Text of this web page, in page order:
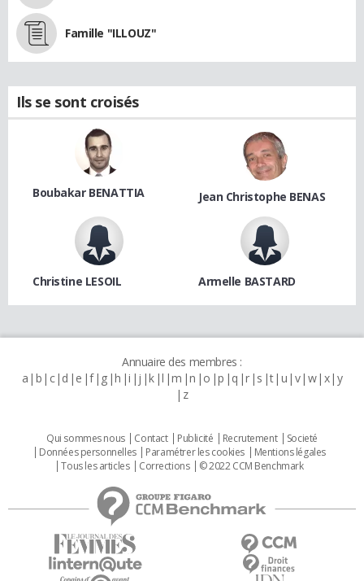
Famille "ILLOUZ"
Ils se sont croisés
Boubakar BENATTIA Jean Christophe BENAS
Christine LESOIL Armelle BASTARD
Annuaire des membres :
a b c d e f g h i j k l m n o p q r s t u v w x y
z
Qui sommes nous Contact Publicité Recrutement
Societé
Données personnelles
Paramétrer les cookies
Mentions légales
Tous les articles
Corrections © 2022 CCM Benchmark